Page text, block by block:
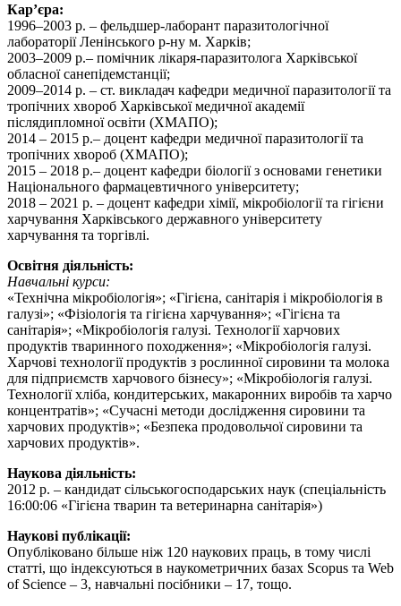
Кар’єра:
1996–2003 р. – фельдшер-лаборант паразитологічної
лабораторії Ленінського р-ну м. Харків;
2003–2009 р.– помічник лікаря-паразитолога Харківської
обласної санепідемстанції;
2009–2014 р. – ст. викладач кафедри медичної паразитології та
тропічних хвороб Харківської медичної академії
післядипломної освіти (ХМАПО);
2014 – 2015 р.– доцент кафедри медичної паразитології та
тропічних хвороб (ХМАПО);
2015 – 2018 р.– доцент кафедри біології з основами генетики
Національного фармацевтичного університету;
2018 – 2021 р. – доцент кафедри хімії, мікробіології та гігієни
харчування Харківського державного університету
харчування та торгівлі.
Освітня діяльність:
Навчальні курси:
«Технічна мікробіологія»; «Гігієна, санітарія і мікробіологія в
галузі»; «Фізіологія та гігієна харчування»; «Гігієна та
санітарія»; «Мікробіологія галузі. Технології харчових
продуктів тваринного походження»; «Мікробіологія галузі.
Харчові технології продуктів з рослинної сировини та молока
для підприємств харчового бізнесу»; «Мікробіологія галузі.
Технології хліба, кондитерських, макаронних виробів та харчо
концентратів»; «Сучасні методи дослідження сировини та
харчових продуктів»; «Безпека продовольчої сировини та
харчових продуктів».
Наукова діяльність:
2012 р. – кандидат сільськогосподарських наук (спеціальність
16:00:06 «Гігієна тварин та ветеринарна санітарія»)
Наукові публікації:
Опубліковано більше ніж 120 наукових праць, в тому числі
статті, що індексуються в наукометричних базах Scopus та Web
of Science – 3, навчальні посібники – 17, тощо.